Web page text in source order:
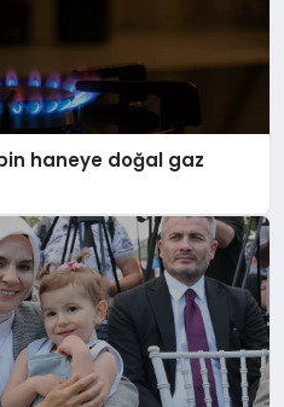
haneye doğal gaz